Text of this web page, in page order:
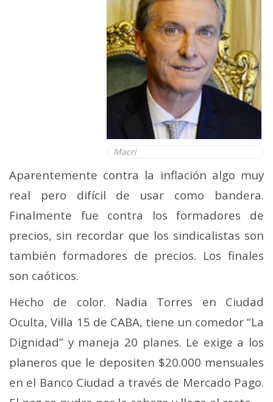
Macri
Aparentemente contra la inflación algo muy
real pero difícil de usar como bandera.
Finalmente fue contra los formadores de
precios, sin recordar que los sindicalistas son
también formadores de precios. Los finales
son caóticos.
Hecho de color. Nadia Torres en Ciudad
Oculta, Villa 15 de CABA, tiene un comedor “La
Dignidad” y maneja 20 planes. Le exige a los
planeros que le depositen $20.000 mensuales
en el Banco Ciudad a través de Mercado Pago.